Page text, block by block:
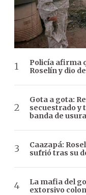
Policía afirma
Roselín y dio
Gota a gota:
secuestrado y
banda de usura
Caazapá:
sufrió tras su
La mafia del
extorsivo